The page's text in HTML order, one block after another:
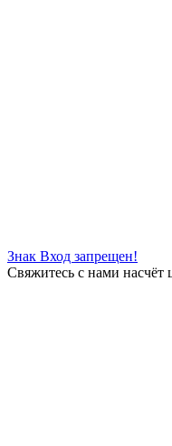
Знак Вход запрещен!
Свяжитесь с нами насчёт